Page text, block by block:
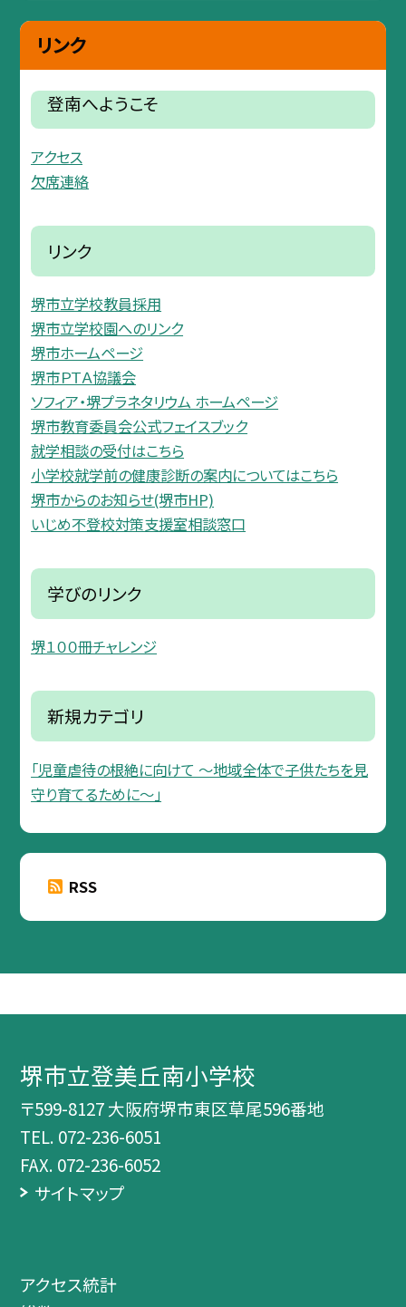
リンク
登南へようこそ
アクセス
欠席連絡
リンク
堺市立学校教員採用
堺市立学校園へのリンク
堺市ホームページ
堺市ＰＴＡ協議会
ソフィア・堺プラネタリウム ホームページ
堺市教育委員会公式フェイスブック
就学相談の受付はこちら
小学校就学前の健康診断の案内についてはこちら
堺市からのお知らせ(堺市HP)
いじめ不登校対策支援室相談窓口
学びのリンク
堺１００冊チャレンジ
新規カテゴリ
「児童虐待の根絶に向けて 〜地域全体で子供たちを見
守り育てるために〜」
RSS
堺市立登美丘南小学校
〒599-8127 大阪府堺市東区草尾596番地
TEL. 072-236-6051
FAX. 072-236-6052
サイトマップ
アクセス統計